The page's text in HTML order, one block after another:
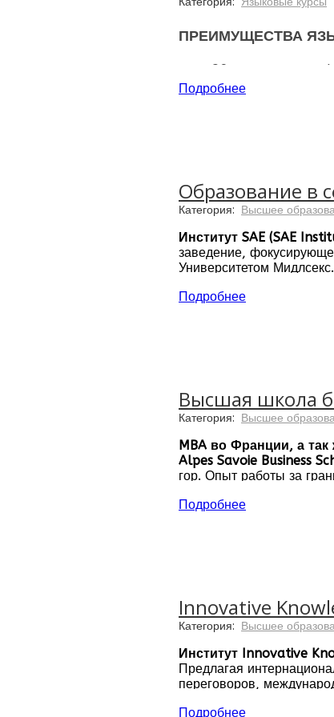
ПРЕИМУЩЕСТВА
20 лет опыта в
Аккредитован,
Разнообразные
Оказание
Подробнее
Образование в
Категория: Высшее
Институт SAE (SAE
заведение,
Университетом Мидлсекс.
Расположение: 56
Подробнее
Высшая школа
Категория: Высшее
MBA во Франции, а
Alpes Savoie Business
гор. Опыт работы за
Подробнее
Innovative
Категория: Высшее
Институт Innovative
Предлагая
переговоров,
Подробнее